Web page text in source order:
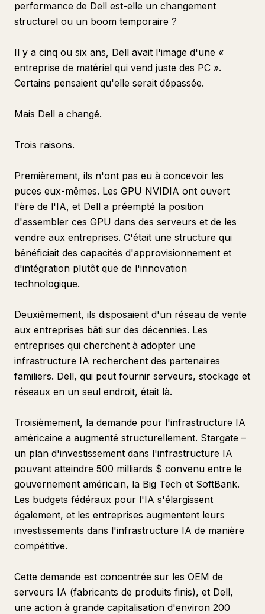
performance de Dell est-elle un changement
structurel ou un boom temporaire ?
Il y a cinq ou six ans, Dell avait l'image d'une «
entreprise de matériel qui vend juste des PC ».
Certains pensaient qu'elle serait dépassée.
Mais Dell a changé.
Trois raisons.
Premièrement, ils n'ont pas eu à concevoir les
puces eux-mêmes. Les GPU NVIDIA ont ouvert
l'ère de l'IA, et Dell a préempté la position
d'assembler ces GPU dans des serveurs et de les
vendre aux entreprises. C'était une structure qui
bénéficiait des capacités d'approvisionnement et
d'intégration plutôt que de l'innovation
technologique.
Deuxièmement, ils disposaient d'un réseau de vente
aux entreprises bâti sur des décennies. Les
entreprises qui cherchent à adopter une
infrastructure IA recherchent des partenaires
familiers. Dell, qui peut fournir serveurs, stockage et
réseaux en un seul endroit, était là.
Troisièmement, la demande pour l'infrastructure IA
américaine a augmenté structurellement. Stargate –
un plan d'investissement dans l'infrastructure IA
pouvant atteindre 500 milliards $ convenu entre le
gouvernement américain, la Big Tech et SoftBank.
Les budgets fédéraux pour l'IA s'élargissent
également, et les entreprises augmentent leurs
investissements dans l'infrastructure IA de manière
compétitive.
Cette demande est concentrée sur les OEM de
serveurs IA (fabricants de produits finis), et Dell,
une action à grande capitalisation d'environ 200